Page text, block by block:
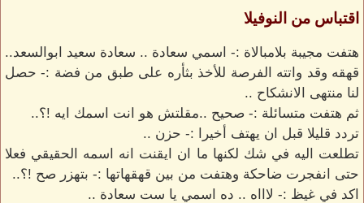
اقتباس من النوفيلا
هتفت مجيبة بلامبالاة :- اسمي سعادة .. سعادة سعيد ابوالسعد..
قهقه وقد واتته الفرصة للأخذ بثأره على طبق من فضة :- حصل
لنا منتهى الانشكاح ..
ثم هتفت متسائلة :- صحيح ..مقلتش هو انت اسمك ايه !؟..
تردد قليلا قبل ان يهتف أخيرا :- حزن ..
تطلعت اليه في شك لكنها ما ان ايقنت انه اسمه الحقيقي فعلا
حتى انفجرت ضاحكة وهتفت من بين قهقهاتها :- بتهزر صح !؟..
اكد في غيظ :- لاااه .. ده اسمي يا ست سعادة ..